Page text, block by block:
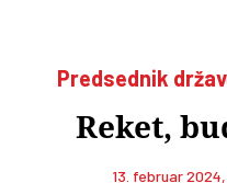
Predsednik
Reket,
13. februar